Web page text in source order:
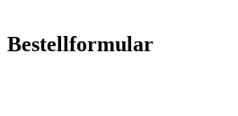
Bestellformular